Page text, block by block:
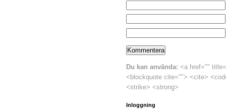
Du kan använda: <a href=""
<blockquote cite=""> <cite>
<strike> <strong>
Inloggning